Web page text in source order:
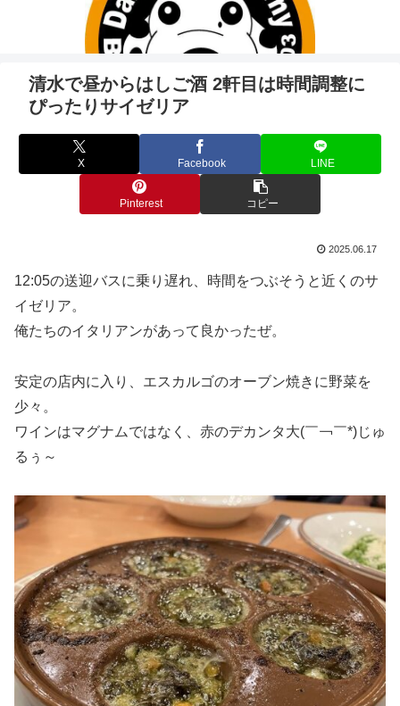
清水で昼からはしご酒 2軒目は時間調整に
ぴったりサイゼリア
X Facebook LINE
Pinterest コピー
2025.06.17
12:05の送迎バスに乗り遅れ、時間をつぶそうと近くのサ
イゼリア。
俺たちのイタリアンがあって良かったぜ。
安定の店内に入り、エスカルゴのオーブン焼きに野菜を
少々。
ワインはマグナムではなく、赤のデカンタ大(￣￢￣*)じゅ
るぅ～